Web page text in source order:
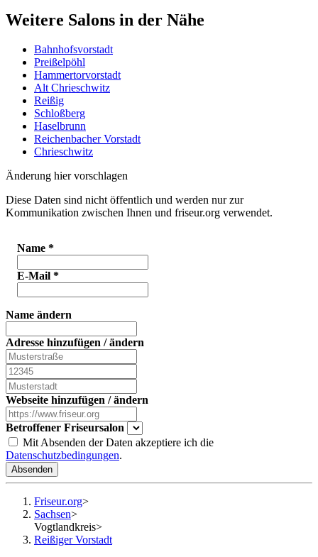
Weitere Salons in der Nähe
Bahnhofsvorstadt
Preißelpöhl
Hammertorvorstadt
Alt Chrieschwitz
Reißig
Schloßberg
Haselbrunn
Reichenbacher Vorstadt
Chrieschwitz
Änderung hier vorschlagen
Diese Daten sind nicht öffentlich und werden nur zur
Kommunikation zwischen Ihnen und friseur.org verwendet.
Name *
E-Mail *
Name ändern
Adresse hinzufügen / ändern
Webseite hinzufügen / ändern
Betroffener Friseursalon
Mit Absenden der Daten akzeptiere ich die
Datenschutzbedingungen.
Absenden
Friseur.org>
Sachsen>
Vogtlandkreis>
Reißiger Vorstadt